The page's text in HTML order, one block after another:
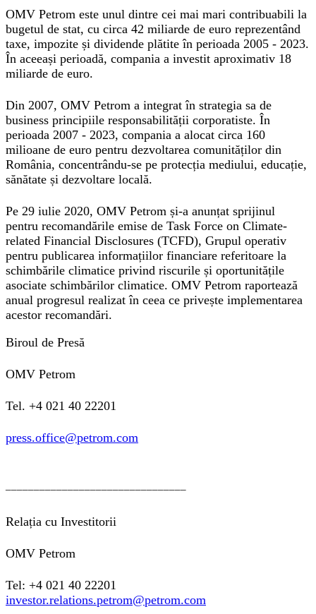
OMV Petrom este unul dintre cei mai mari contribuabili la
bugetul de stat, cu circa 42 miliarde de euro reprezentând
taxe, impozite și dividende plătite în perioada 2005 - 2023.
În aceeași perioadă, compania a investit aproximativ 18
miliarde de euro.
Din 2007, OMV Petrom a integrat în strategia sa de
business principiile responsabilității corporatiste. În
perioada 2007 - 2023, compania a alocat circa 160
milioane de euro pentru dezvoltarea comunităților din
România, concentrându-se pe protecția mediului, educație,
sănătate și dezvoltare locală.
Pe 29 iulie 2020, OMV Petrom și-a anunțat sprijinul
pentru recomandările emise de Task Force on Climate-
related Financial Disclosures (TCFD), Grupul operativ
pentru publicarea informațiilor financiare referitoare la
schimbările climatice privind riscurile și oportunitățile
asociate schimbărilor climatice. OMV Petrom raportează
anual progresul realizat în ceea ce privește implementarea
acestor recomandări.
Biroul de Presă
OMV Petrom
Tel. +4 021 40 22201
press.office@petrom.com
Relația cu Investitorii
OMV Petrom
Tel: +4 021 40 22201
investor.relations.petrom@petrom.com